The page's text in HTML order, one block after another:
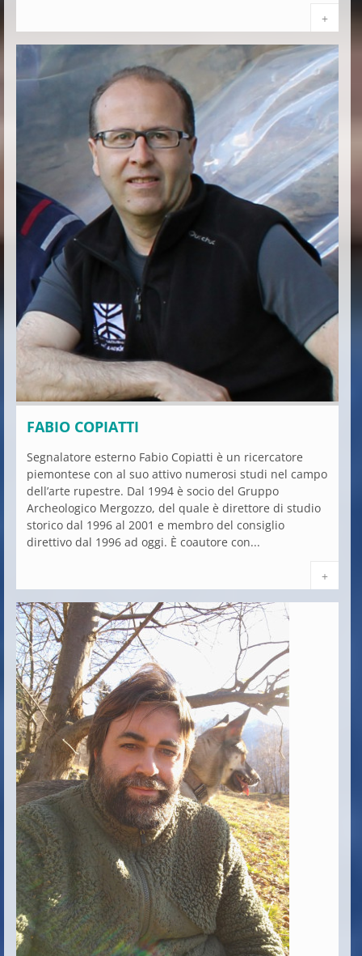
+
FABIO COPIATTI
Segnalatore esterno Fabio Copiatti è un ricercatore
piemontese con al suo attivo numerosi studi nel campo
dell’arte rupestre. Dal 1994 è socio del Gruppo
Archeologico Mergozzo, del quale è direttore di studio
storico dal 1996 al 2001 e membro del consiglio
direttivo dal 1996 ad oggi. È coautore con...
+